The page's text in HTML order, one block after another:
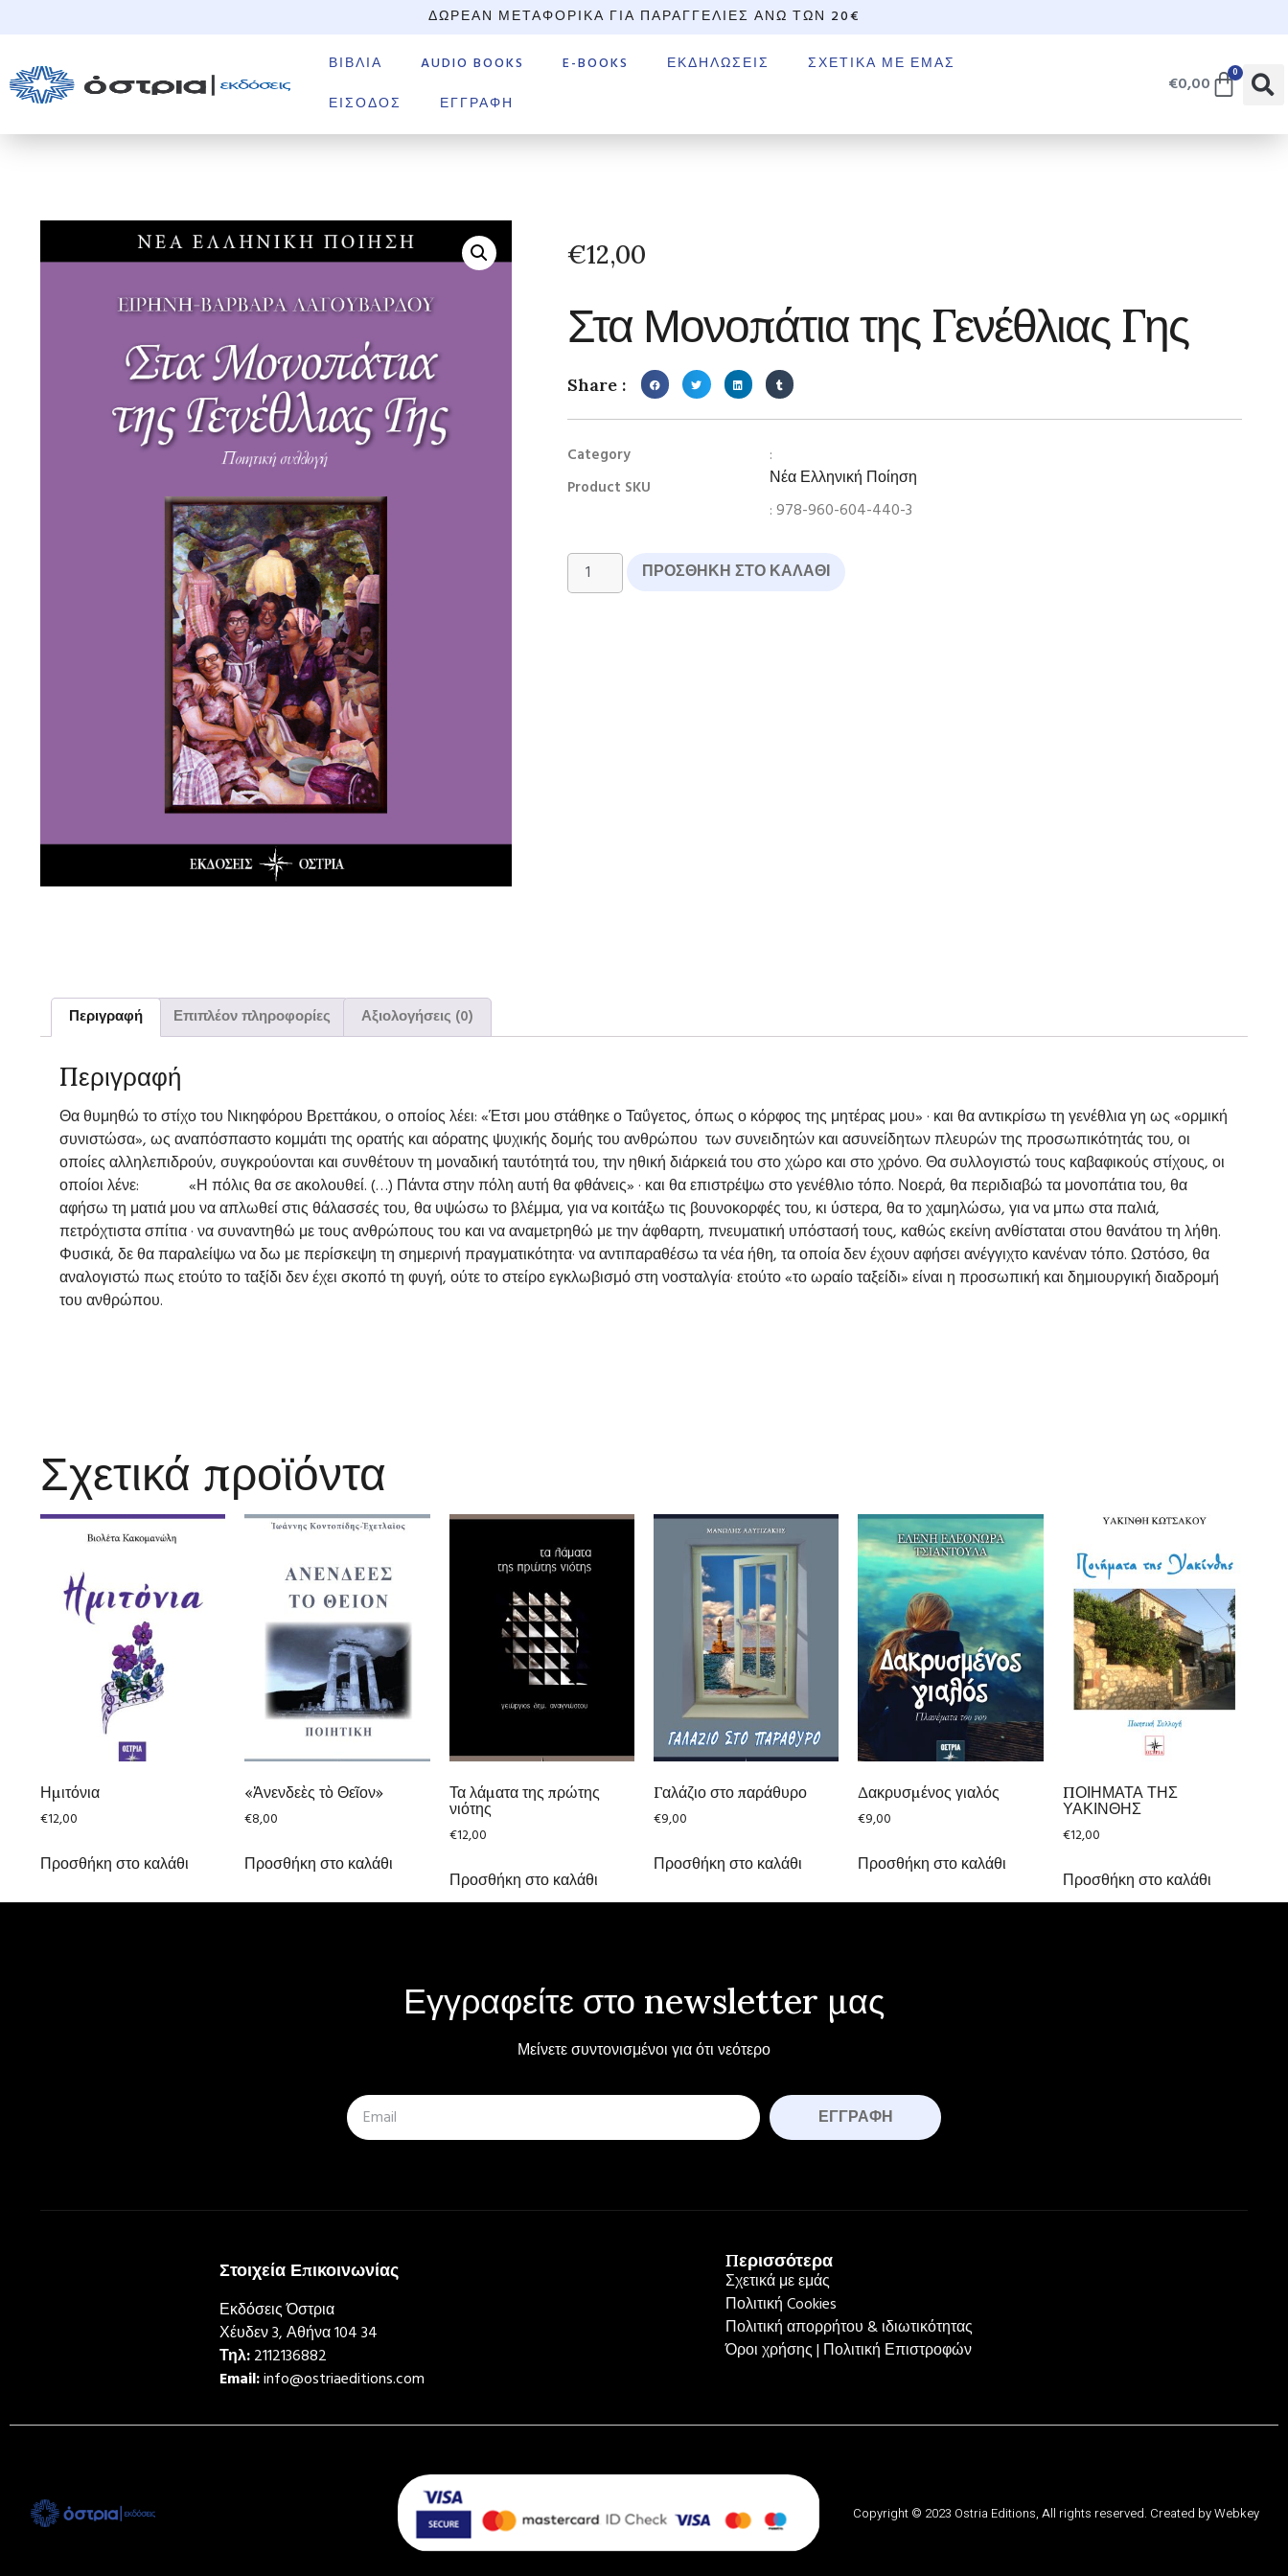
ΔΩΡΕΆΝ ΜΕΤΑΦΟΡΙΚΆ ΓΙΑ ΠΑΡΑΓΓΕΛΊΕΣ ΆΝΩ ΤΩΝ 20€
ΒΙΒΛΊΑ AUDIO BOOKS E-BOOKS ΕΚΔΗΛΏΣΕΙΣ
ΣΧΕΤΙΚΆ ΜΕ ΕΜΆΣ
ΕΊΣΟΔΟΣ
ΕΓΓΡΑΦΉ
€0,00 0
€12,00
Στα Μονοπάτια της Γενέθλιας Γης
Share :
Category
Product SKU
:
Νέα Ελληνική Ποίηση
: 978-960-604-440-3
ΠΡΟΣΘΉΚΗ ΣΤΟ ΚΑΛΆΘΙ
Περιγραφή Επιπλέον πληροφορίες Αξιολογήσεις (0)
Περιγραφή
Θα θυμηθώ το στίχο του Νικηφόρου Βρεττάκου, ο οποίος λέει: «Έτσι μου στάθηκε ο Ταΰγετος, όπως ο κόρφος της μητέρας μου» · και θα αντικρίσω τη γενέθλια γη ως «ορμική
συνιστώσα», ως αναπόσπαστο κομμάτι της ορατής και αόρατης ψυχικής δομής του ανθρώπου των συνειδητών και ασυνείδητων πλευρών της προσωπικότητάς του, οι
οποίες αλληλεπιδρούν, συγκρούονται και συνθέτουν τη μοναδική ταυτότητά του, την ηθική διάρκειά του στο χώρο και στο χρόνο. Θα συλλογιστώ τους καβαφικούς στίχους, οι
οποίοι λένε: «Η πόλις θα σε ακολουθεί. (…) Πάντα στην πόλη αυτή θα φθάνεις» · και θα επιστρέψω στο γενέθλιο τόπο. Νοερά, θα περιδιαβώ τα μονοπάτια του, θα
αφήσω τη ματιά μου να απλωθεί στις θάλασσές του, θα υψώσω το βλέμμα, για να κοιτάξω τις βουνοκορφές του, κι ύστερα, θα το χαμηλώσω, για να μπω στα παλιά,
πετρόχτιστα σπίτια · να συναντηθώ με τους ανθρώπους του και να αναμετρηθώ με την άφθαρτη, πνευματική υπόστασή τους, καθώς εκείνη ανθίσταται στου θανάτου τη λήθη.
Φυσικά, δε θα παραλείψω να δω με περίσκεψη τη σημερινή πραγματικότητα· να αντιπαραθέσω τα νέα ήθη, τα οποία δεν έχουν αφήσει ανέγγιχτο κανέναν τόπο. Ωστόσο, θα
αναλογιστώ πως ετούτο το ταξίδι δεν έχει σκοπό τη φυγή, ούτε το στείρο εγκλωβισμό στη νοσταλγία· ετούτο «το ωραίο ταξείδι» είναι η προσωπική και δημιουργική διαδρομή
του ανθρώπου.
Σχετικά προϊόντα
Ημιτόνια
€12,00
Προσθήκη στο καλάθι
«Ἀνενδεὲς τὸ Θεῖον»
€8,00
Προσθήκη στο καλάθι
Τα λάματα της πρώτης
νιότης
€12,00
Προσθήκη στο καλάθι
Γαλάζιο στο παράθυρο
€9,00
Προσθήκη στο καλάθι
Δακρυσμένος γιαλός
€9,00
Προσθήκη στο καλάθι
ΠΟΙΗΜΑΤΑ ΤΗΣ
ΥΑΚΙΝΘΗΣ
€12,00
Προσθήκη στο καλάθι
Εγγραφείτε στο newsletter μας
Μείνετε συντονισμένοι για ότι νεότερο
ΕΓΓΡΑΦΉ
Στοιχεία Επικοινωνίας
Εκδόσεις Όστρια
Χέυδεν 3, Αθήνα 104 34
Τηλ:2112136882
Email:info@ostriaeditions.com
Περισσότερα
Σχετικά με εμάς
Πολιτική Cookies
Πολιτική απορρήτου & ιδιωτικότητας
Όροι χρήσης | Πολιτική Επιστροφών
Copyright © 2023 Ostria Editions, All rights reserved. Created byWebkey